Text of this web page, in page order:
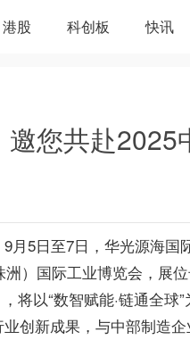
港股 科创板 快讯
您共赴2025
月5日至7日， 华光源海国
）国际工业博览会，展位
将以“数智赋能·链通全球
创新成果，与中部制造企